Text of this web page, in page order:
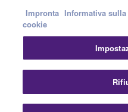
ContattiTermini di
©
Impronta Informativa
cookie